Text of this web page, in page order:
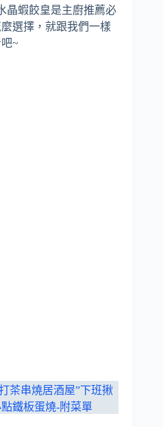
晶蝦餃皇是主廚推薦必
選擇，就跟我們一樣
~
茶串燒居酒屋”下班揪
鐵板蛋燒-附菜單